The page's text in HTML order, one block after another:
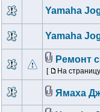
Yamaha
Yamaha
Ремонт
[ На
Ямаха